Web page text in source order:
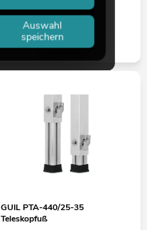
59,90€
GUIL PTA-440/25-35
Teleskopfuß
Auswahl
speichern